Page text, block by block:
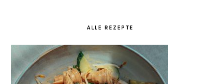
ALLE REZEPTE